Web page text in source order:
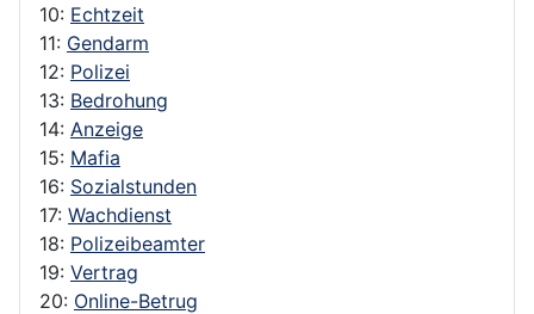
10: Echtzeit
11: Gendarm
12: Polizei
13: Bedrohung
14: Anzeige
15: Mafia
16: Sozialstunden
17: Wachdienst
18: Polizeibeamter
19: Vertrag
20: Online-Betrug